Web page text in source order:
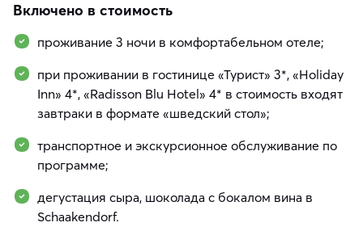
Включено в стоимость
проживание 3 ночи в комфортабельном отеле;
при проживании в гостинице «Турист» 3*, «Holiday
Inn» 4*, «Radisson Blu Hotel» 4* в стоимость входят
завтраки в формате «шведский стол»;
транспортное и экскурсионное обслуживание по
программе;
дегустация сыра, шоколада с бокалом вина в
Schaakendorf.